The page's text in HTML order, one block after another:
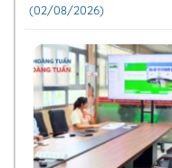
(02/08/2026)